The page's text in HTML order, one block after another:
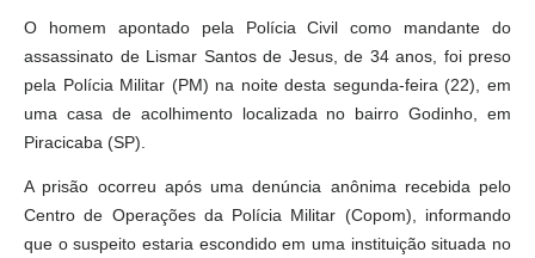
O homem apontado pela Polícia Civil como mandante do
assassinato de Lismar Santos de Jesus, de 34 anos, foi preso
pela Polícia Militar (PM) na noite desta segunda-feira (22), em
uma casa de acolhimento localizada no bairro Godinho, em
Piracicaba (SP).
A prisão ocorreu após uma denúncia anônima recebida pelo
Centro de Operações da Polícia Militar (Copom), informando
que o suspeito estaria escondido em uma instituição situada no